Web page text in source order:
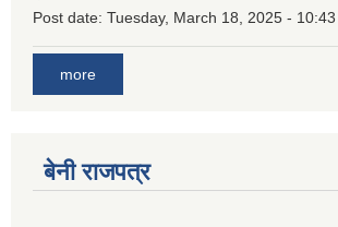
Post date: Tuesday, March 18, 2025 - 10:43
more
बेनी राजपत्र